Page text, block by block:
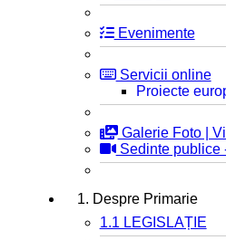
Evenimente
Servicii online
Proiecte
Galerie Foto |
Sedinte publice
1. Despre Primarie
1.1 LEGISLAȚIE